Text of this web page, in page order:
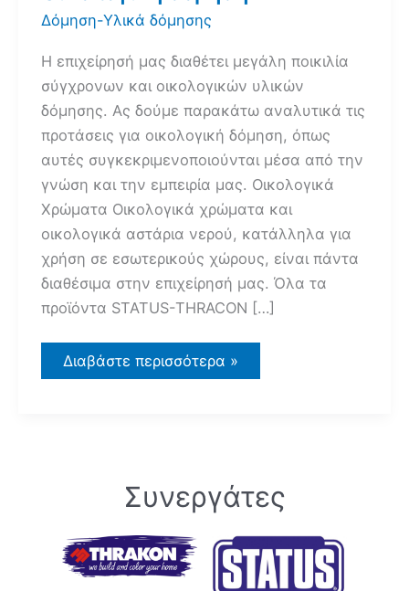
Δόμηση-Υλικά δόμησης
Η επιχείρησή μας διαθέτει μεγάλη ποικιλία
σύγχρονων και οικολογικών υλικών
δόμησης. Ας δούμε παρακάτω αναλυτικά τις
προτάσεις για οικολογική δόμηση, όπως
αυτές συγκεκριμενοποιούνται μέσα από την
γνώση και την εμπειρία μας. Οικολογικά
Χρώματα Οικολογικά χρώματα και
οικολογικά αστάρια νερού, κατάλληλα για
χρήση σε εσωτερικούς χώρους, είναι πάντα
διαθέσιμα στην επιχείρησή μας. Όλα τα
προϊόντα STATUS-THRACON […]
Οικολογική
δόμηση
Διαβάστε περισσότερα »
Συνεργάτες